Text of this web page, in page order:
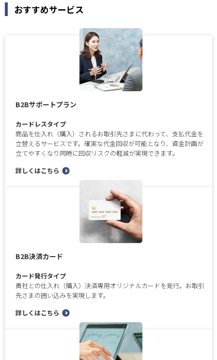
おすすめサービス
B2Bサポートプラン
カードレスタイプ
商品を仕入れ（購入）されるお取引先さまに代わって、支払代金を
立替えるサービスです。確実な代金回収が可能となり、資金計画が
立てやすくなり同時に回収リスクの軽減が実現できます。
詳しくはこちら
B2B決済カード
カード発行タイプ
貴社との仕入れ（購入）決済専用オリジナルカードを発行。お取引
先さまの囲い込みを実現します。
詳しくはこちら